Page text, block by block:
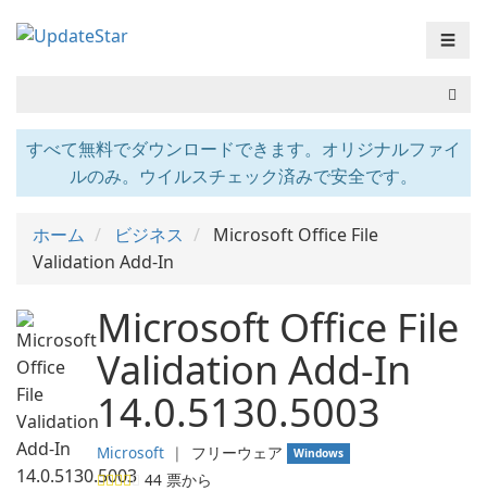
☰
すべて無料でダウンロードできます。オリジナルファイ
ルのみ。ウイルスチェック済みで安全です。
ホーム ビジネス
Microsoft Office File
Validation Add-In
Microsoft Office File
Validation Add-In
14.0.5130.5003
Microsoft ❘ フリーウェア Windows
44 票から